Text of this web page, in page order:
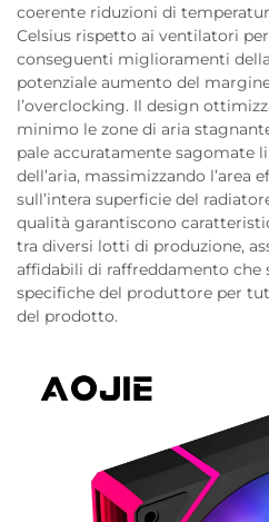
coerente riduzioni di
Celsius rispetto ai ventilatori
conseguenti miglioramenti
potenziale aumento del
l’overclocking. Il design
minimo le zone di aria
pale accuratamente sagomate
dell’aria, massimizzando
sull’intera superficie del
qualità garantiscono
tra diversi lotti di produzione,
affidabili di raffreddamento che
specifiche del produttore per
del prodotto.